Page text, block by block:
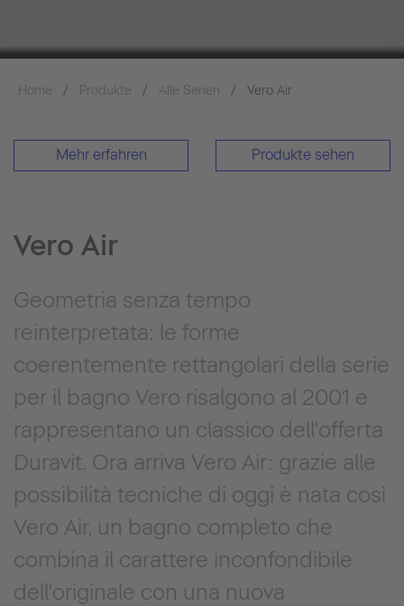
Home Produkte Alle Serien Vero Air
Mehr erfahren Produkte sehen
Vero Air
Geometria senza tempo
reinterpretata: le forme
coerentemente rettangolari della serie
per il bagno Vero risalgono al 2001 e
rappresentano un classico dell'offerta
Duravit. Ora arriva Vero Air: grazie alle
possibilità tecniche di oggi è nata così
Vero Air, un bagno completo che
combina il carattere inconfondibile
dell'originale con una nuova